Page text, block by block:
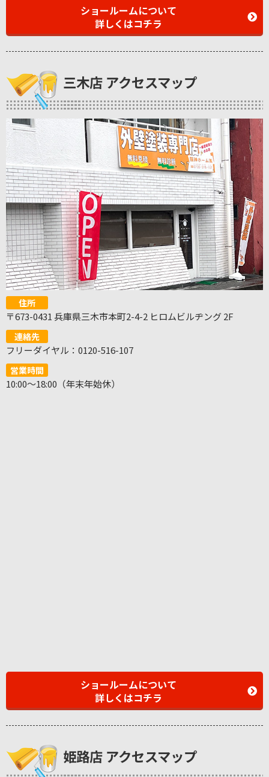
ショールームについて
詳しくはコチラ
三木店 アクセスマップ
住所
〒673-0431 兵庫県三木市本町2-4-2 ヒロムビルヂング 2F
連絡先
フリーダイヤル：0120-516-107
営業時間
10:00～18:00（年末年始休）
ショールームについて
詳しくはコチラ
姫路店 アクセスマップ